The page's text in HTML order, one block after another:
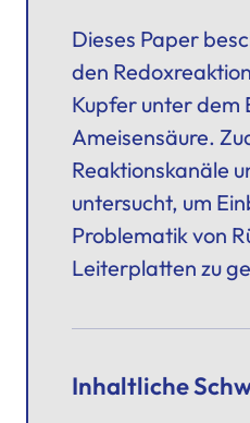
Dieses Paper
den
Kupfer unter dem
Ameisensäure.
Reaktionskanäle
untersucht, um
Problematik von
Leiterplatten zu
Inhaltliche